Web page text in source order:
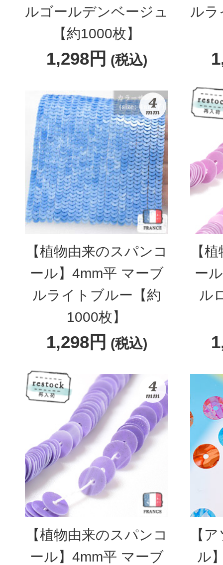
ルゴールデンベージュ
【約1000枚】
1,298円 (税込)
ル
【植物由来のスパンコ
ール】4mm平 マーブ
ルライトブルー【約
1000枚】
1,298円 (税込)
【
ー
ル
【植物由来のスパンコ
ール】4mm平 マーブ
【
ル